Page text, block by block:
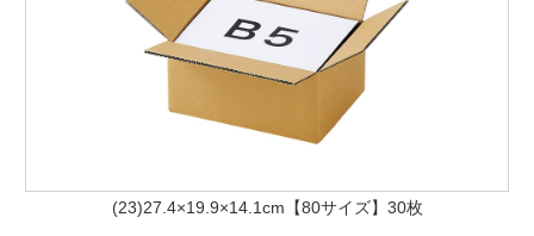
(23)27.4×19.9×14.1cm【80サイズ】30枚